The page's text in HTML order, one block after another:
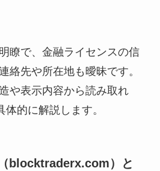
瞭で、金融ライセンスの信
絡先や所在地も曖昧です。
や表示内容から読み取れ
体的に解説します。
blocktraderx.com）と